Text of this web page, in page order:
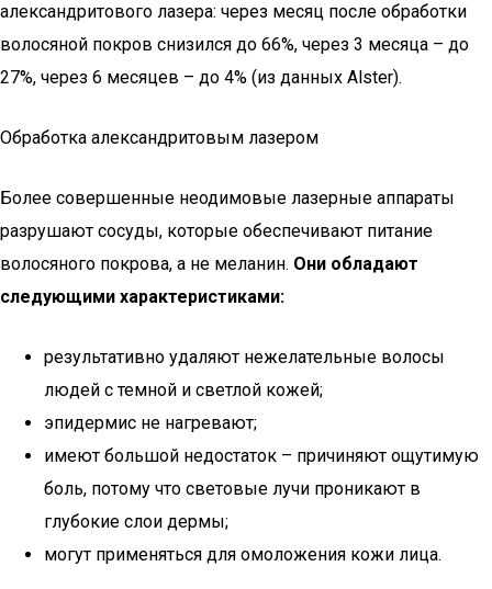
александритового лазера: через месяц после обработки
волосяной покров снизился до 66%, через 3 месяца – до
27%, через 6 месяцев – до 4% (из данных Alster).
Обработка александритовым лазером
Более совершенные неодимовые лазерные аппараты
разрушают сосуды, которые обеспечивают питание
волосяного покрова, а не меланин. Они обладают
следующими характеристиками:
результативно удаляют нежелательные волосы
людей с темной и светлой кожей;
эпидермис не нагревают;
имеют большой недостаток – причиняют ощутимую
боль, потому что световые лучи проникают в
глубокие слои дермы;
могут применяться для омоложения кожи лица.